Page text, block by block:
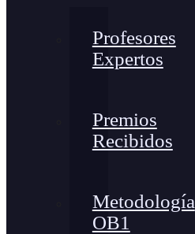
Profesores
Expertos
Premios
Recibidos
Metodología
OB1